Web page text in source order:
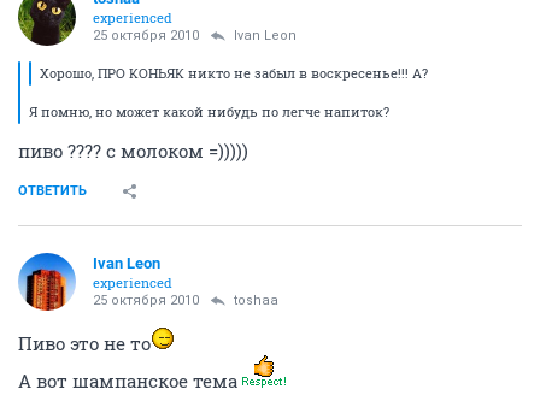
experienced
25 октября 2010 Ivаn Lеon
Хорошо, ПРО КОНЬЯК никто не забыл в воскресенье!!! А?
Я помню, но может какой нибудь по легче напиток?
пиво ???? с молоком =)))))
ОТВЕТИТЬ
Ivаn Lеon
experienced
25 октября 2010 toshaa
Пиво это не то
А вот шампанское тема